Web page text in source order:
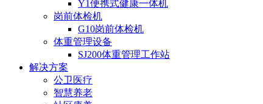
Y1便携式健康一体机
岗前体检机
G10岗前体检机
体重管理设备
SJ200体重管理工作站
解决方案
公卫医疗
智慧养老